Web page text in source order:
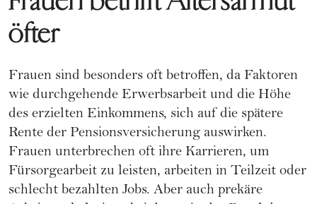
öfter
Frauen sind besonders oft betroffen, da Faktoren
wie durchgehende Erwerbsarbeit und die Höhe
des erzielten Einkommens, sich auf die spätere
Rente der Pensionsversicherung auswirken.
Frauen unterbrechen oft ihre Karrieren, um
Fürsorgearbeit zu leisten, arbeiten in Teilzeit oder
schlecht bezahlten Jobs. Aber auch prekäre